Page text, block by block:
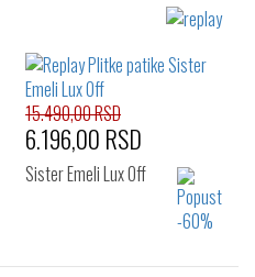
Izaberi željeni broj:
35
37
38
39
41
15.490,00 RSD
6.196,00 RSD
Sister Emeli Lux Off